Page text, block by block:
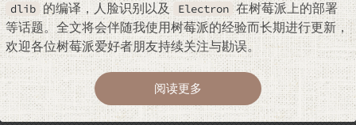
dlib 的编译，人脸识别以及 Electron 在树莓派上的部署
等话题。全文将会伴随我使用树莓派的经验而长期进行更新，
欢迎各位树莓派爱好者朋友持续关注与勘误。
阅读更多